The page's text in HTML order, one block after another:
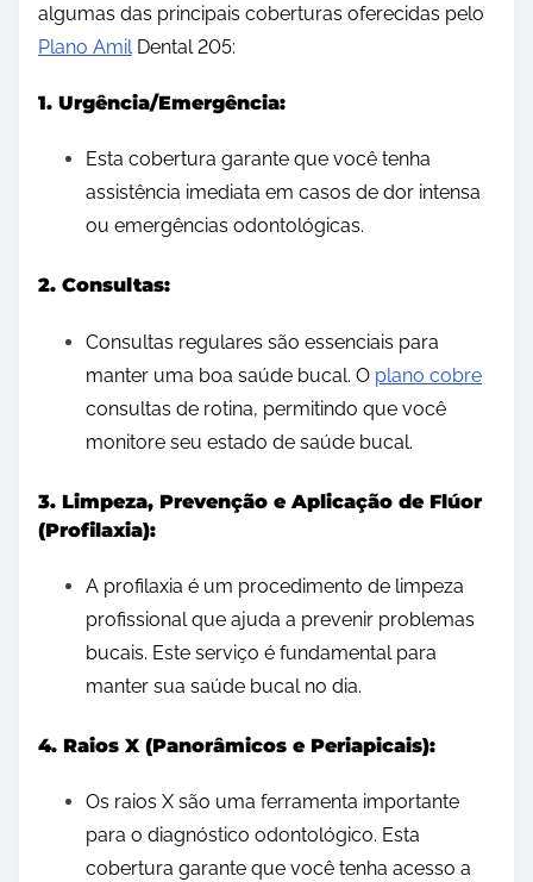
algumas das principais coberturas oferecidas pelo
Plano Amil Dental 205:
1. Urgência/Emergência:
Esta cobertura garante que você tenha
assistência imediata em casos de dor intensa
ou emergências odontológicas.
2. Consultas:
Consultas regulares são essenciais para
manter uma boa saúde bucal. O plano cobre
consultas de rotina, permitindo que você
monitore seu estado de saúde bucal.
3. Limpeza, Prevenção e Aplicação de Flúor
(Profilaxia):
A profilaxia é um procedimento de limpeza
profissional que ajuda a prevenir problemas
bucais. Este serviço é fundamental para
manter sua saúde bucal no dia.
4. Raios X (Panorâmicos e Periapicais):
Os raios X são uma ferramenta importante
para o diagnóstico odontológico. Esta
cobertura garante que você tenha acesso a